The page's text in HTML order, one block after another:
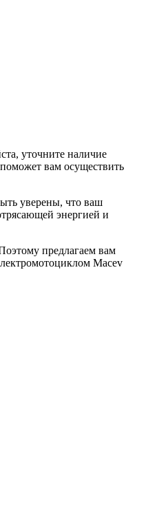
уточните наличие
вам осуществить
уверены, что ваш
энергией и
предлагаем вам
Macev